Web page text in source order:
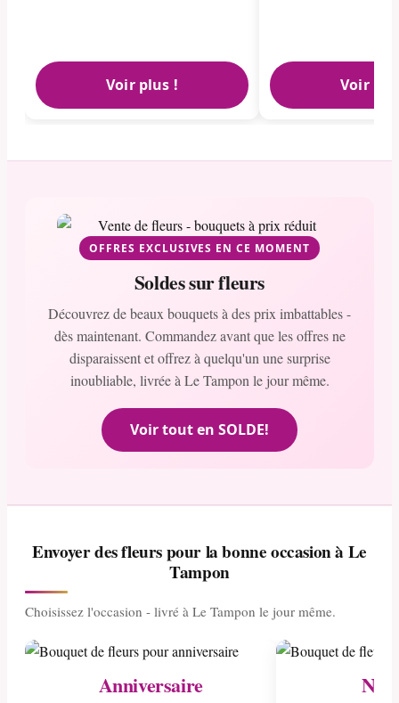
Voir plus ! Voir
OFFRES EXCLUSIVES EN CE MOMENT
Soldes sur fleurs
Découvrez de beaux bouquets à des prix imbattables -
dès maintenant. Commandez avant que les offres ne
disparaissent et offrez à quelqu'un une surprise
inoubliable, livrée à Le Tampon le jour même.
Voir tout en SOLDE!
Envoyer des fleurs pour la bonne occasion à Le
Tampon
Choisissez l'occasion - livré à Le Tampon le jour même.
Anniversaire